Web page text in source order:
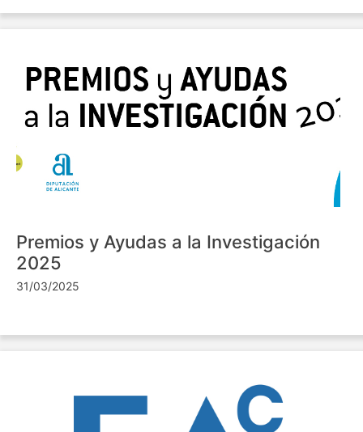
Premios y Ayudas a la Investigación
2025
31/03/2025